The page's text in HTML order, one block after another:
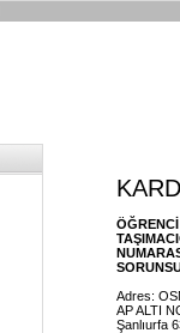
Adres:
AP ALTI
Şanlıurfa